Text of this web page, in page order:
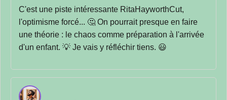
C'est une piste intéressante RitaHayworthCut,
l'optimisme forcé... 🤔 On pourrait presque en faire
une théorie : le chaos comme préparation à l'arrivée
d'un enfant. 💡 Je vais y réfléchir tiens. 😃